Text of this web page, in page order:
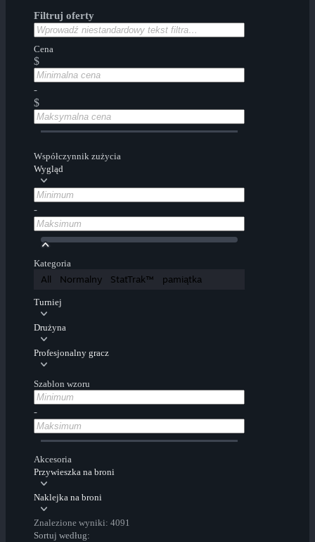
Filtruj oferty
Cena
$
-
$
Współczynnik zużycia
Wygląd
-
Kategoria
All Normalny StatTrak™ pamiątka
Turniej
Drużyna
Profesjonalny gracz
Szablon wzoru
-
Akcesoria
Przywieszka na broni
Naklejka na broni
Znalezione wyniki: 4091
Sortuj według: